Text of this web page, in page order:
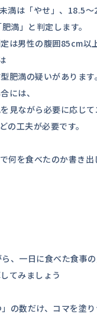
「やせ」、18.5～
満」と判定します。
性の腹囲85cm以上
の疑いがあります。
は、
がら必要に応じて
工夫が必要です。
何を食べたのか書き出
、一日に食べた食事
てみましょう
の数だけ、コマを塗